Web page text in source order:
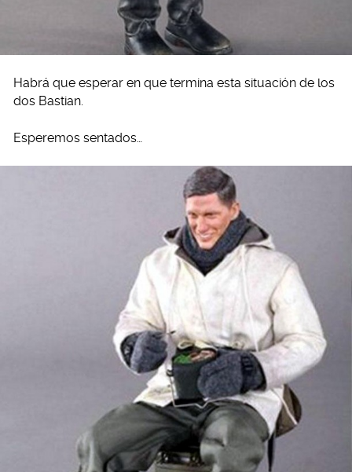
Habrá que esperar en que termina esta situación de los
dos Bastian.
Esperemos sentados…